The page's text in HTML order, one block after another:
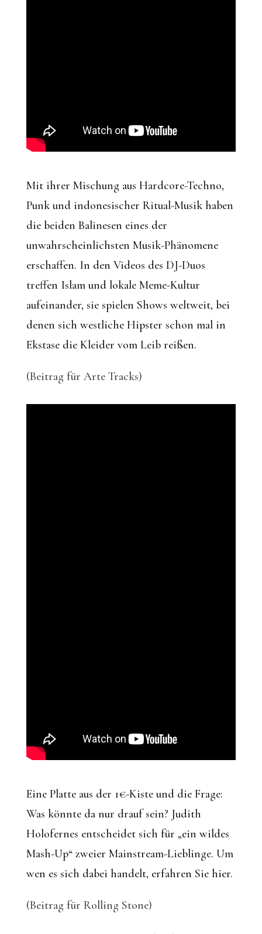
Mit ihrer Mischung aus Hardcore-Techno,
Punk und indonesischer Ritual-Musik haben
die beiden Balinesen eines der
unwahrscheinlichsten Musik-Phänomene
erschaffen. In den Videos des DJ-Duos
treffen Islam und lokale Meme-Kultur
aufeinander, sie spielen Shows weltweit, bei
denen sich westliche Hipster schon mal in
Ekstase die Kleider vom Leib reißen.
(Beitrag für Arte Tracks)
Eine Platte aus der 1€-Kiste und die Frage:
Was könnte da nur drauf sein? Judith
Holofernes entscheidet sich für „ein wildes
Mash-Up“ zweier Mainstream-Lieblinge. Um
wen es sich dabei handelt, erfahren Sie hier.
(Beitrag für Rolling Stone)